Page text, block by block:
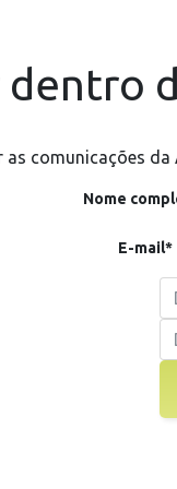
dentro
as comunicações
Nome
E-mail*